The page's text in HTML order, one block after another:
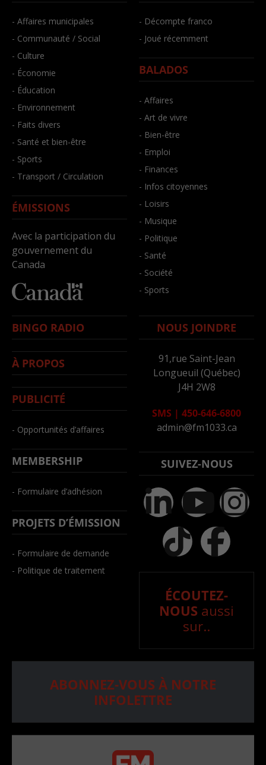
- Affaires municipales
- Communauté / Social
- Culture
- Économie
- Éducation
- Environnement
- Faits divers
- Santé et bien-être
- Sports
- Transport / Circulation
ÉMISSIONS
Avec la participation du
gouvernement du
Canada
- Décompte franco
- Joué récemment
BALADOS
- Affaires
- Art de vivre
- Bien-être
- Emploi
- Finances
- Infos citoyennes
- Loisirs
- Musique
- Politique
- Santé
- Société
- Sports
BINGO RADIO
À PROPOS
PUBLICITÉ
- Opportunités d’affaires
MEMBERSHIP
- Formulaire d’adhésion
PROJETS D’ÉMISSION
- Formulaire de demande
- Politique de traitement
NOUS JOINDRE
91,rue Saint-Jean
Longueuil (Québec)
J4H 2W8
SMS | 450-646-6800
admin@fm1033.ca
SUIVEZ-NOUS
ÉCOUTEZ-
NOUS aussi
sur..
ABONNEZ-VOUS À NOTRE
INFOLETTRE